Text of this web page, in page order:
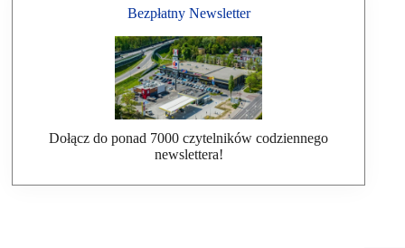
Bezpłatny Newsletter
Dołącz do ponad 7000 czytelników codziennego
newslettera!